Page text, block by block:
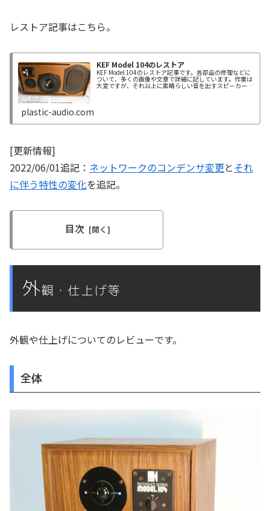
レストア記事はこちら。
KEF Model 104のレストア
KEF Model 104のレストア記事です。各部品の修理などに
ついて、多くの画像や文章で詳細に記しています。作業は
大変ですが、それ以上に素晴らしい音を出すスピーカーで
plastic-audio.com
[更新情報]
2022/06/01追記： ネットワークのコンデンサ変更とそれ
に伴う特性の変化を追記。
目次
外観・仕上げ等
外観や仕上げについてのレビューです。
全体